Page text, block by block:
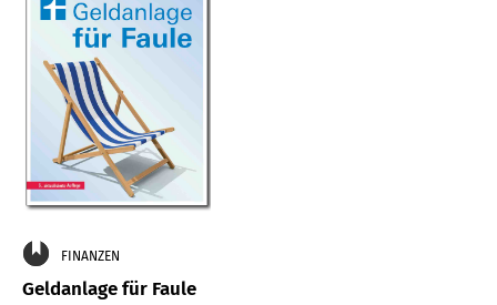
FINANZEN
Geldanlage für Faule